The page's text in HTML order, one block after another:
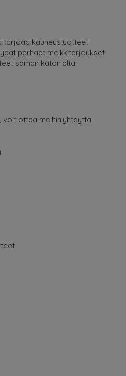
tarjoaa kauneustuotteet
parhaat meikkitarjoukset
saman katon alta.
voit ottaa meihin yhteyttä